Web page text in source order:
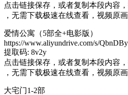
点击链接保存，或者复制本段内容
，无需下载极速在线查看，视频原画
爱情公寓（5部全+电影版）
https://www.aliyundrive.com/s/
提取码: 8v2y
点击链接保存，或者复制本段内容
，无需下载极速在线查看，视频原画
大宅门1-2部